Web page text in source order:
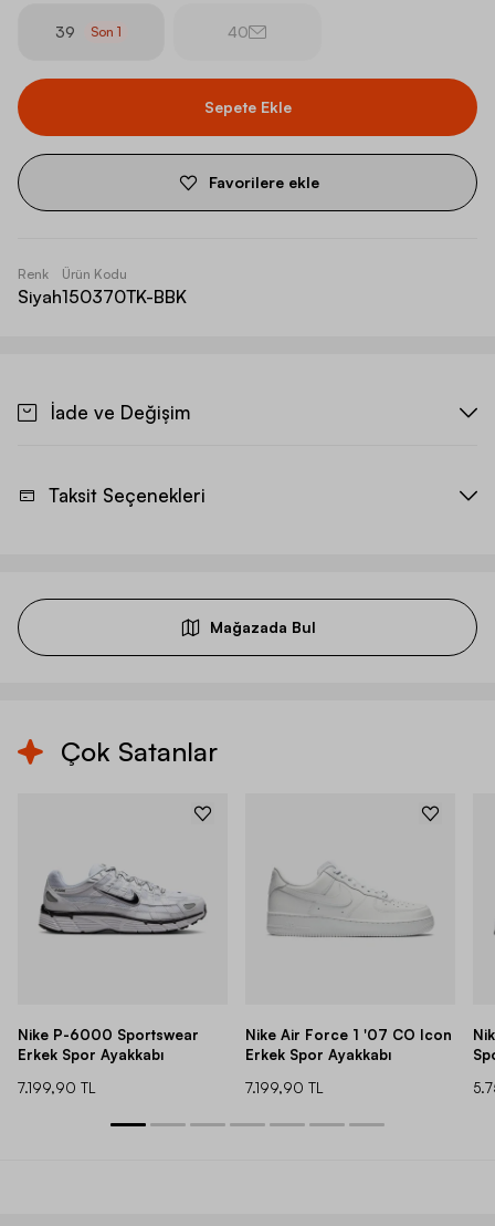
39 Son 1 40
Sepete Ekle
Favorilere ekle
Renk
Siyah
Ürün Kodu
150370TK-BBK
İade ve Değişim
Taksit Seçenekleri
Mağazada Bul
Çok Satanlar
Nike P-6000 Sportswear
Erkek Spor Ayakkabı
7.199,90 TL
Nike Air Force 1 '07 CO Icon
Erkek Spor Ayakkabı
7.199,90 TL